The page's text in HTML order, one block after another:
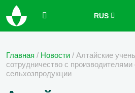
RUS
Главная / Новости / Алтайские
сотрудничество с производителями
сельхозпродукции